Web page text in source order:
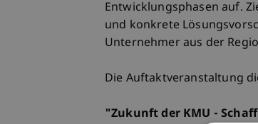
Entwicklungsphasen auf.
und konkrete
Unternehmer aus der
Die Auftaktveranstaltung
"Zukunft der KMU -